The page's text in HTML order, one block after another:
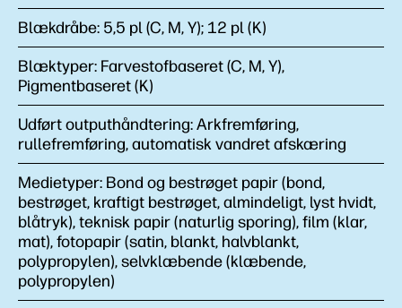
Blækdråbe: 5,5 pl (C, M, Y); 12 pl (K)
Blæktyper: Farvestofbaseret (C, M, Y),
Pigmentbaseret (K)
Udført outputhåndtering:Arkfremføring,
rullefremføring, automatisk vandret afskæring
Medietyper: Bond og bestrøget papir (bond,
bestrøget, kraftigt bestrøget, almindeligt, lyst hvidt,
blåtryk), teknisk papir (naturlig sporing), film (klar,
mat), fotopapir (satin, blankt, halvblankt,
polypropylen), selvklæbende (klæbende,
polypropylen)